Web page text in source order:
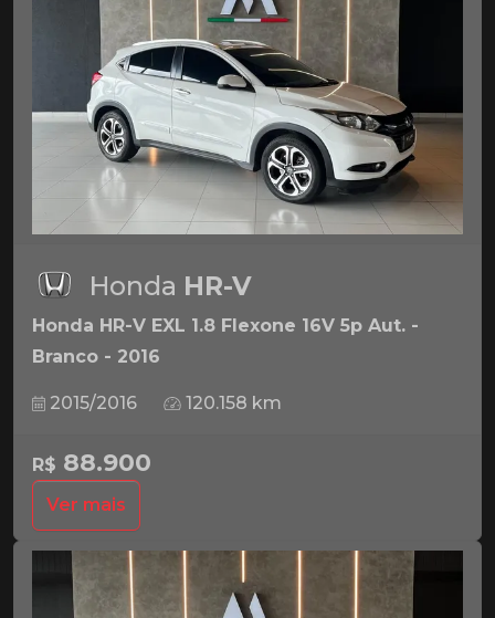
Honda HR-V
Honda HR-V EXL 1.8 Flexone 16V 5p Aut. -
Branco - 2016
2015/2016 120.158 km
R$ 88.900
Ver mais